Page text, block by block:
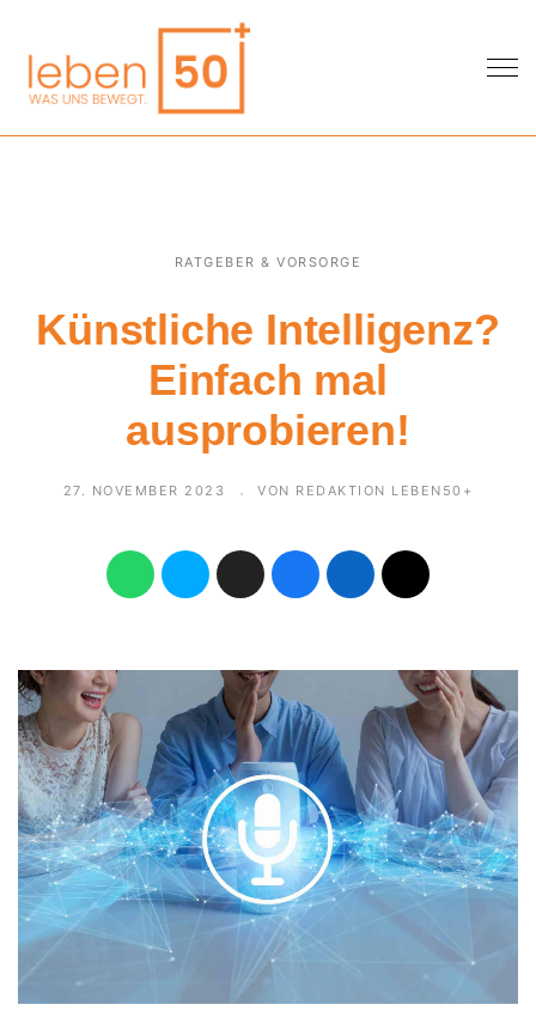
RATGEBER & VORSORGE
Künstliche Intelligenz?
Einfach mal
ausprobieren!
27. NOVEMBER 2023 VON REDAKTION LEBEN50+